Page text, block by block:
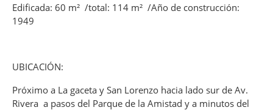
Edificada: 60 m² /total: 114 m² /Año de construcción:
1949
UBICACIÓN:
Próximo a La gaceta y San Lorenzo hacia lado sur de Av.
Rivera a pasos del Parque de la Amistad y a minutos del